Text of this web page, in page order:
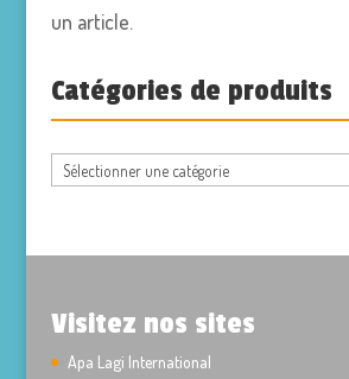
un article.
Catégories de produits
Visitez nos sites
Apa Lagi International